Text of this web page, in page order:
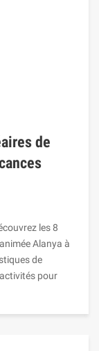
de
les 8
Alanya à
de
pour